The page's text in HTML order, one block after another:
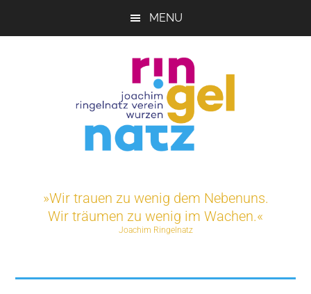
MENU
Ringelnatz-
Verein
e.V.
Projekte»Wir trauen zu wenig dem Nebenuns.
Wir träumen zu wenig im Wachen.«
Joachim Ringelnatz